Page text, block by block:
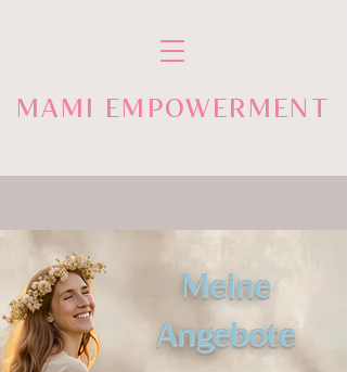
MAMI EMPOWERMENT
Meine
Angebote